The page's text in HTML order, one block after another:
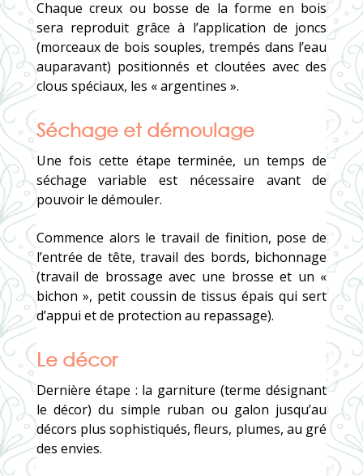
Chaque creux ou bosse de la forme en bois
sera reproduit grâce à l’application de joncs
(morceaux de bois souples, trempés dans l’eau
auparavant) positionnés et cloutées avec des
clous spéciaux, les « argentines ».
Séchage et démoulage
Une fois cette étape terminée, un temps de
séchage variable est nécessaire avant de
pouvoir le démouler.
Commence alors le travail de finition, pose de
l’entrée de tête, travail des bords, bichonnage
(travail de brossage avec une brosse et un «
bichon », petit coussin de tissus épais qui sert
d’appui et de protection au repassage).
Le décor
Dernière étape : la garniture (terme désignant
le décor) du simple ruban ou galon jusqu’au
décors plus sophistiqués, fleurs, plumes, au gré
des envies.